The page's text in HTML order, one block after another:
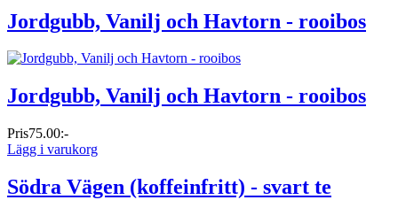
Jordgubb, Vanilj och Havtorn - rooibos
Jordgubb, Vanilj och Havtorn - rooibos
Pris75.00:-
Lägg i varukorg
Södra Vägen (koffeinfritt) - svart te